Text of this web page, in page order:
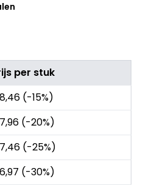
per stuk
8,46 (-15%)
7,96 (-20%)
7,46 (-25%)
6,97 (-30%)